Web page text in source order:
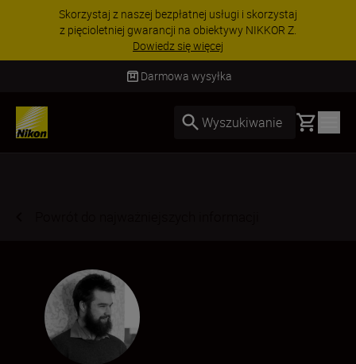
Skorzystaj z naszej bezpłatnej usługi i skorzystaj
z pięcioletniej gwarancji na obiektywy NIKKOR Z.
Dowiedz się więcej
Darmowa wysyłka
Wyszukiwanie Basket